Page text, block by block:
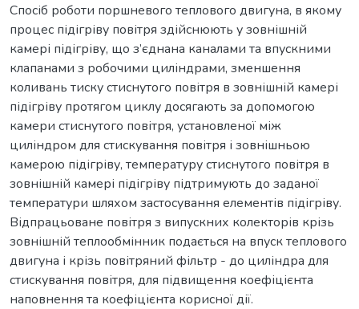
Спосіб роботи поршневого теплового двигуна, в якому
процес підігріву повітря здійснюють у зовнішній
камері підігріву, що з’єднана каналами та впускними
клапанами з робочими циліндрами, зменшення
коливань тиску стиснутого повітря в зовнішній камері
підігріву протягом циклу досягають за допомогою
камери стиснутого повітря, установленої між
циліндром для стискування повітря і зовнішньою
камерою підігріву, температуру стиснутого повітря в
зовнішній камері підігріву підтримують до заданої
температури шляхом застосування елементів підігріву.
Відпрацьоване повітря з випускних колекторів крізь
зовнішній теплообмінник подається на впуск теплового
двигуна і крізь повітряний фільтр - до циліндра для
стискування повітря, для підвищення коефіцієнта
наповнення та коефіцієнта корисної дії.